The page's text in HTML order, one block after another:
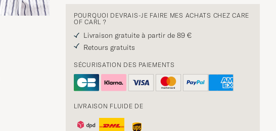
POURQUOI DEVRAIS-JE FAIRE MES ACHATS CHEZ CARE
OF CARL ?
Livraison gratuite à partir de 89 €
Retours gratuits
SÉCURISATION DES PAIEMENTS
LIVRAISON FLUIDE DE